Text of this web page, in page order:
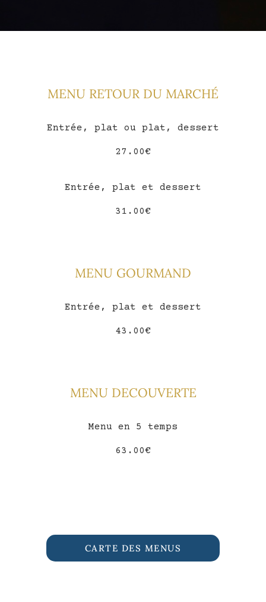
MENU RETOUR DU MARCHÉ
Entrée, plat ou plat, dessert
27.00€
Entrée, plat et dessert
31.00€
MENU GOURMAND
Entrée, plat et dessert
43.00€
MENU DECOUVERTE
Menu en 5 temps
63.00€
CARTE DES MENUS